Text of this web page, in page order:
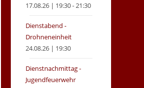
17.08.26 | 19:30 - 21:30
Dienstabend -
Drohneneinheit
24.08.26 | 19:30
Dienstnachmittag -
Jugendfeuerwehr